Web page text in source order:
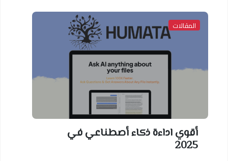
المقالات
أقوي اداءة ذكاء أصطناعي في
2025